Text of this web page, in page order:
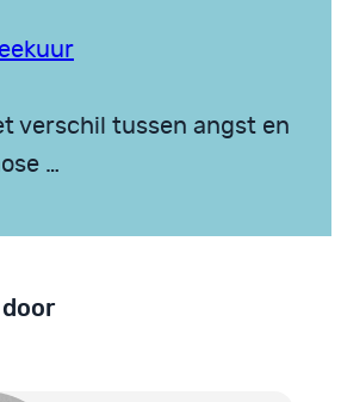
verschil tussen angst en
…